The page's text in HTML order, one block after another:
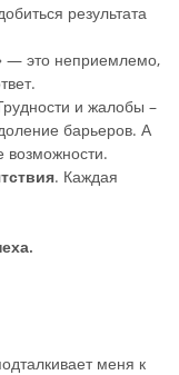
результата
— это неприемлемо,
и жалобы –
барьеров. А
. Каждая
меня к